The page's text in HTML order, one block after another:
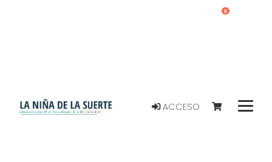
ACCESO
0